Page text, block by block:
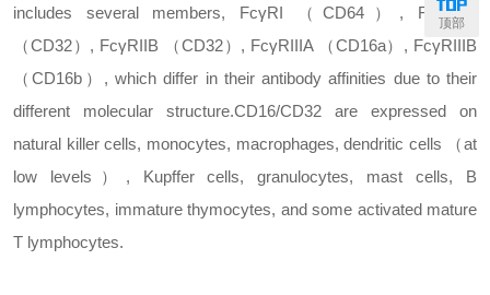
includes several members, FcγRI （CD64）, FcγRIIA
（CD32）, FcγRIIB （CD32）, FcγRIIIA （CD16a）, FcγRIIIB
（CD16b）, which differ in their antibody affinities due to their
different molecular structure.CD16/CD32 are expressed on
natural killer cells, monocytes, macrophages, dendritic cells （at
low levels）, Kupffer cells, granulocytes, mast cells, B
lymphocytes, immature thymocytes, and some activated mature
T lymphocytes.
顶部